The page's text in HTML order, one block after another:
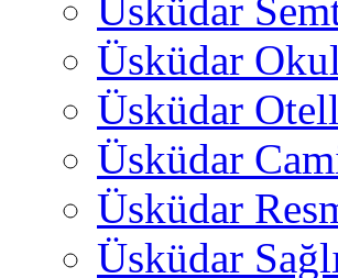
Üsküdar
Üsküdar
Üsküdar
Üsküdar
Üsküdar
Üsküdar